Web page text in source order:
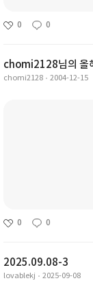
0 0
chomi2128님의 올
chomi2128 2004-12-15
0 0
2025.09.08-3
lovablekj 2025-09-08